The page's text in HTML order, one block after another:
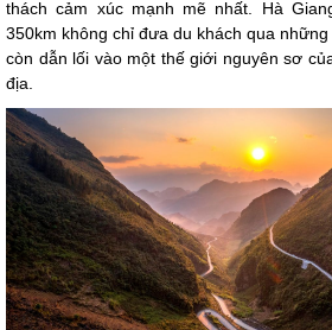
thách cảm xúc mạnh mẽ nhất. Hà
350km không chỉ đưa du khách qua
còn dẫn lối vào một thế giới nguyên sơ
địa.